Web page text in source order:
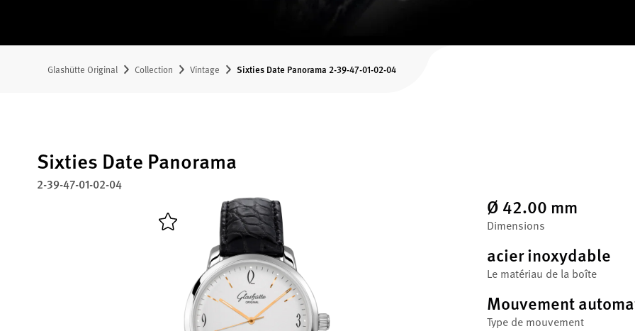
Glashütte Original Collection Vintage Sixties Date Panorama 2-39-47-01-02-04
Sixties Date Panorama
2-39-47-01-02-04
Ø 42.00 mm
Dimensions
acier inoxydable
Le matériau de la boîte
Mouvement
Type de mouvement